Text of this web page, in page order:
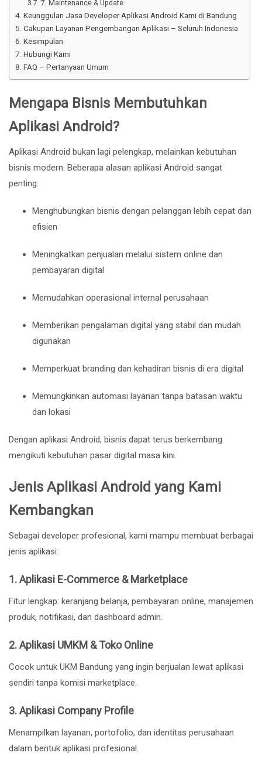
7. Maintenance & Update
Keunggulan Jasa Developer Aplikasi Android Kami di Bandung
Cakupan Layanan Pengembangan Aplikasi – Seluruh Indonesia
Kesimpulan
Hubungi Kami
FAQ – Pertanyaan Umum
Mengapa Bisnis Membutuhkan
Aplikasi Android?
Aplikasi Android bukan lagi pelengkap, melainkan kebutuhan
bisnis modern. Beberapa alasan aplikasi Android sangat
penting:
Menghubungkan bisnis dengan pelanggan lebih cepat dan
efisien
Meningkatkan penjualan melalui sistem online dan
pembayaran digital
Memudahkan operasional internal perusahaan
Memberikan pengalaman digital yang stabil dan mudah
digunakan
Memperkuat branding dan kehadiran bisnis di era digital
Memungkinkan automasi layanan tanpa batasan waktu
dan lokasi
Dengan aplikasi Android, bisnis dapat terus berkembang
mengikuti kebutuhan pasar digital masa kini.
Jenis Aplikasi Android yang Kami
Kembangkan
Sebagai developer profesional, kami mampu membuat berbagai
jenis aplikasi:
1. Aplikasi E-Commerce & Marketplace
Fitur lengkap: keranjang belanja, pembayaran online, manajemen
produk, notifikasi, dan dashboard admin.
2. Aplikasi UMKM & Toko Online
Cocok untuk UKM Bandung yang ingin berjualan lewat aplikasi
sendiri tanpa komisi marketplace.
3. Aplikasi Company Profile
Menampilkan layanan, portofolio, dan identitas perusahaan
dalam bentuk aplikasi profesional.